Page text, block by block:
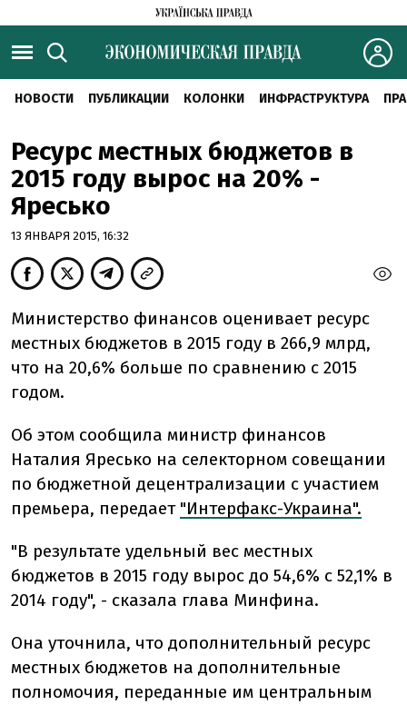
НОВОСТИ ПУБЛИКАЦИИ КОЛОНКИ ИНФРАСТРУКТУРА
Ресурс местных бюджетов в
2015 году вырос на 20% -
Яресько
13 ЯНВАРЯ 2015, 16:32
Министерство финансов оценивает ресурс
местных бюджетов в 2015 году в 266,9 млрд,
что на 20,6% больше по сравнению с 2015
годом.
Об этом сообщила министр финансов
Наталия Яресько на селекторном совещании
по бюджетной децентрализации с участием
премьера, передает "Интерфакс-Украина".
"В результате удельный вес местных
бюджетов в 2015 году вырос до 54,6% с 52,1% в
2014 году", - сказала глава Минфина.
Она уточнила, что дополнительный ресурс
местных бюджетов на дополнительные
полномочия, переданные им центральным